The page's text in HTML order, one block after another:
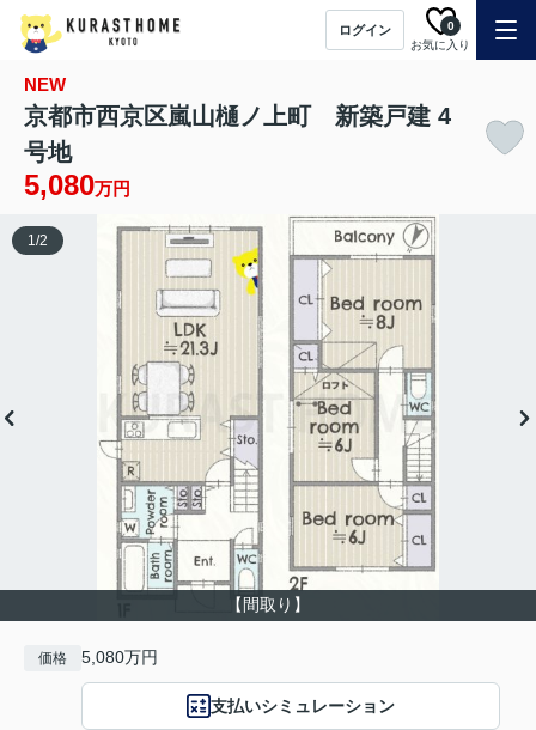
ログイン
お気に入り
0
NEW
京都市西京区嵐山樋ノ上町 新築戸建 4
号地
5,080万円
【間取り】
1/2
価格 5,080万円
支払いシミュレーション